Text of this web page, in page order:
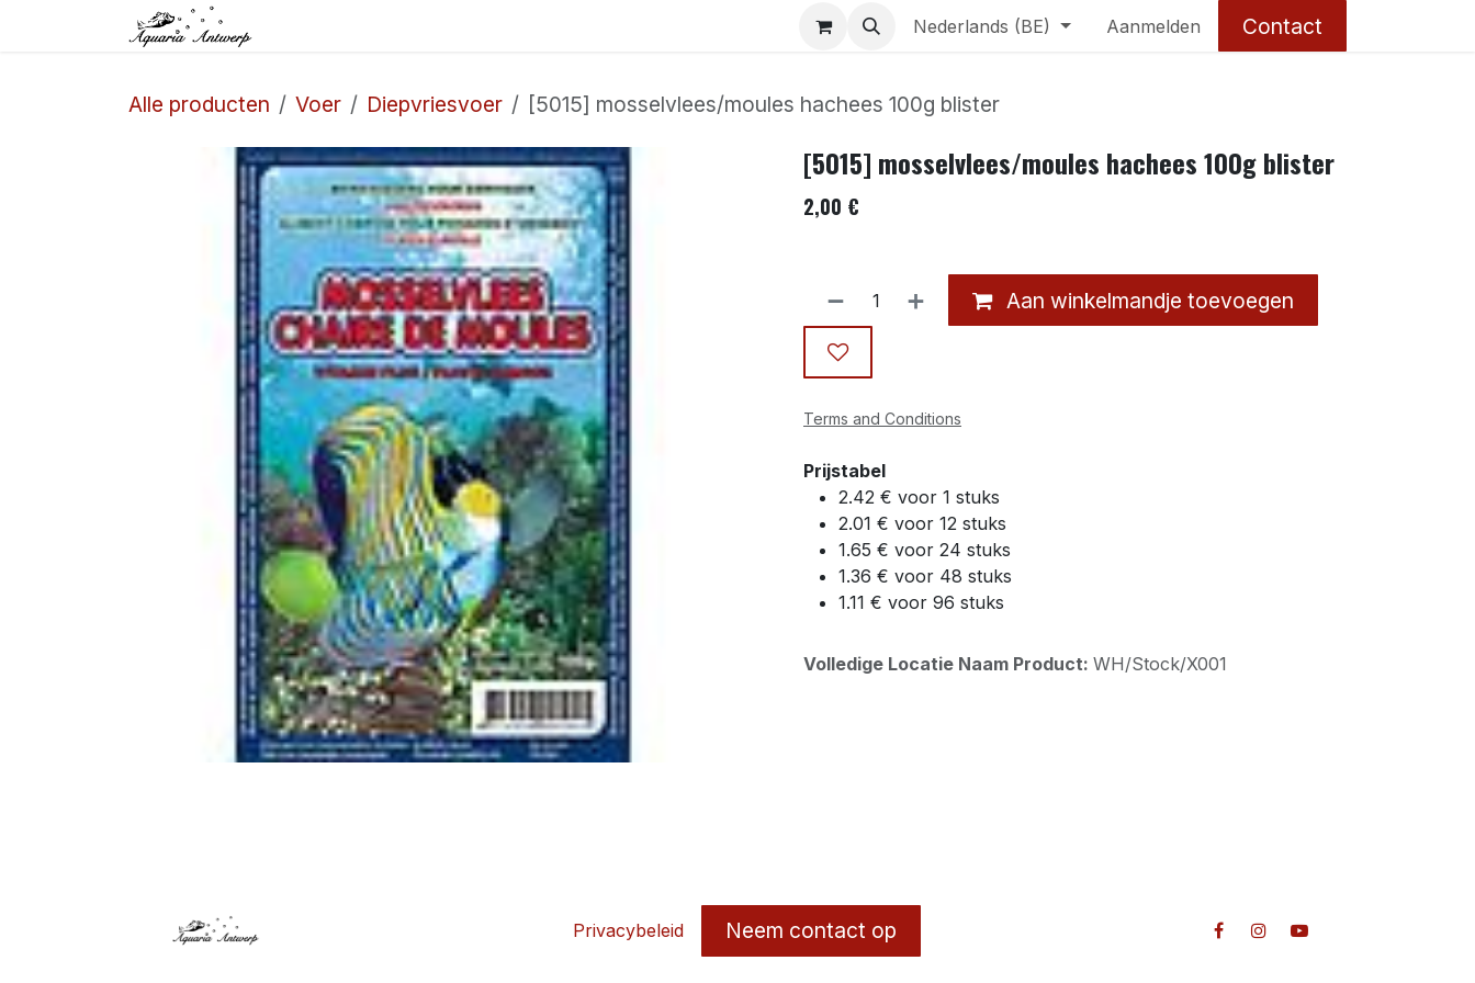
Overslaan naar inhoud Nederlands (BE) Aanmelden Contact
Alle producten Voer Diepvriesvoer [5015] mosselvlees/moules hachees 100g blister
[5015] mosselvlees/moules hachees 100g blister
2,00 €
Aan winkelmandje toevoegen
Terms and Conditions
Prijstabel
2.42 € voor 1 stuks
2.01 € voor 12 stuks
1.65 € voor 24 stuks
1.36 € voor 48 stuks
1.11 € voor 96 stuks
Volledige Locatie Naam Product: WH/Stock/X001
Privacybeleid Neem contact op